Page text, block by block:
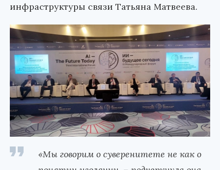
инфраструктуры связи Татьяна Матвеева.
«Мы говорим о суверенитете не как о